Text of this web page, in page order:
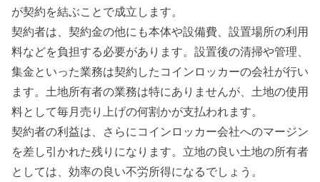
が契約を結ぶことで成立します。
契約者は、契約金の他にも本体や設備費、設置場所の利用
料などを負担する必要があります。設置後の清掃や管理、
集金といった業務は契約したコインロッカーの会社が行い
ます。土地所有者の業務は特にありませんが、土地の使用
料として毎月売り上げの何割かが支払われます。
契約者の利益は、さらにコインロッカー会社へのマージン
を差し引かれた残りになります。立地の良い土地の所有者
としては、効率の良い不労所得になるでしょう。